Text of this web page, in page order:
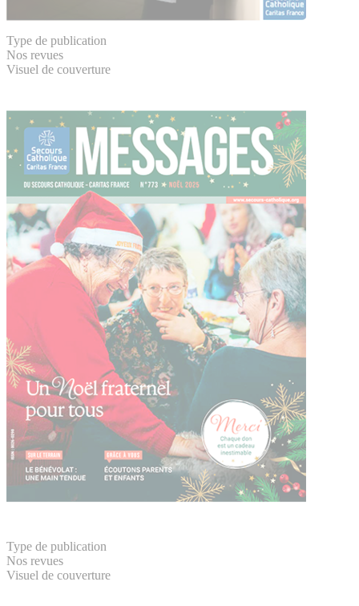
Type de publication
Nos revues
Visuel de couverture
Type de publication
Nos revues
Visuel de couverture